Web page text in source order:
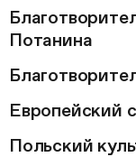
Потанина
Европейский
Польский